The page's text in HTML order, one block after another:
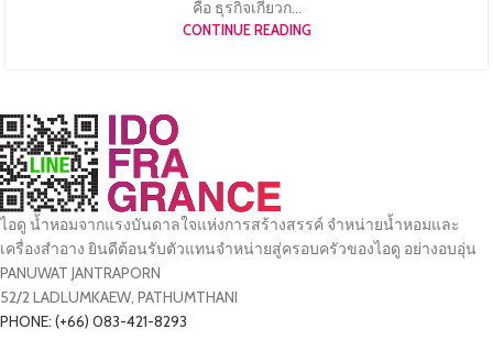
คือ ธุรกิจเกี่ยวก...
CONTINUE READING
ไอดู น้ำหอมจากแรงบันดาลใจแห่งการสร้างสรรค์ จำหน่ายน้ำหอมและ
เครื่องสำอาง ยินดีต้อนรับตัวแทนจำหน่ายสู่ครอบครัวของไอดู อย่างอบอุ่น
PANUWAT JANTRAPORN
52/2 LADLUMKAEW, PATHUMTHANI
PHONE: (+66) 083-421-8293